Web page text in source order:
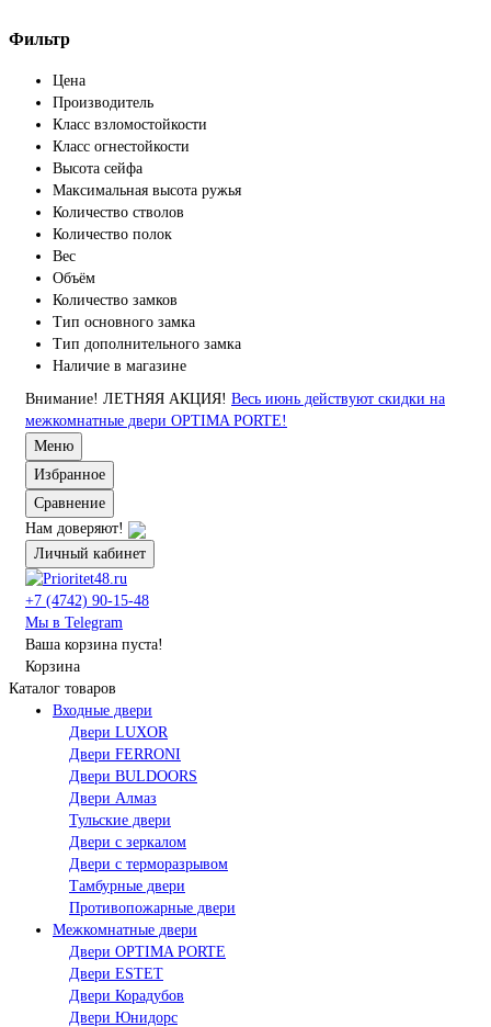
Фильтр
Цена
Производитель
Класс взломостойкости
Класс огнестойкости
Высота сейфа
Максимальная высота ружья
Количество стволов
Количество полок
Вес
Объём
Количество замков
Тип основного замка
Тип дополнительного замка
Наличие в магазине
Внимание! ЛЕТНЯЯ АКЦИЯ! Весь июнь действуют скидки на
межкомнатные двери OPTIMA PORTE!
Меню
Избранное
Сравнение
Нам доверяют!
Личный кабинет
+7 (4742) 90-15-48
Мы в Telegram
Ваша корзина пуста!
Корзина
Каталог товаров
Входные двери
Двери LUXOR
Двери FERRONI
Двери BULDOORS
Двери Алмаз
Тульские двери
Двери с зеркалом
Двери с терморазрывом
Тамбурные двери
Противопожарные двери
Межкомнатные двери
Двери OPTIMA PORTE
Двери ESTET
Двери Корадубов
Двери Юнидорс